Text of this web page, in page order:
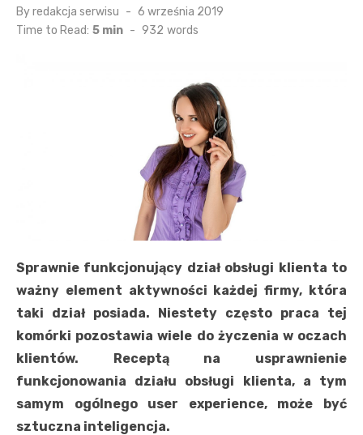
Byredakcja serwisu
Posted
on
6 września 2019
Time to Read: 5 min - 932 words
Sprawnie funkcjonujący dział obsługi klienta to
ważny element aktywności każdej firmy, która
taki dział posiada. Niestety często praca tej
komórki pozostawia wiele do życzenia w oczach
klientów. Receptą na usprawnienie
funkcjonowania działu obsługi klienta, a tym
samym ogólnego user experience, może być
sztuczna inteligencja.